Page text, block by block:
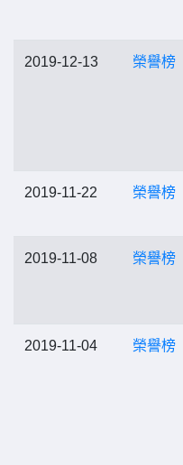
2019-12-13 榮譽榜
2019-11-22 榮譽榜
2019-11-08 榮譽榜
2019-11-04 榮譽榜